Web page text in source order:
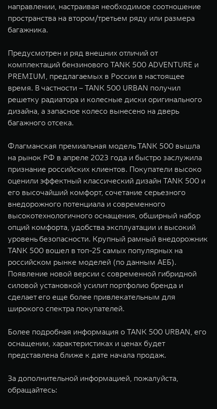
направлении, настраивая необходимое соотношение
пространства на втором/третьем ряду или размера
багажника.
Предусмотрен и ряд внешних отличий от
комплектаций бензинового TANK 500 ADVENTURE и
PREMIUM, предлагаемых в России в настоящее
время. В частности – TANK 500 URBAN получил
решетку радиатора и колесные диски оригинального
дизайна, а запасное колесо вынесено на дверь
багажного отсека.
Флагманская премиальная модель TANK 500 вышла
на рынок РФ в апреле 2023 года и быстро заслужила
признание российских клиентов. Покупатели высоко
оценили эффектный классический дизайн TANK 500 и
его высочайший комфорт, сочетание серьезного
внедорожного потенциала и современного
высокотехнологичного оснащения, обширный набор
опций комфорта, удобства эксплуатации и высокий
уровень безопасности. Крупный рамный внедорожник
TANK 500 вошел в топ-25 самых популярных на
российском рынке моделей (по данным АЕБ).
Появление новой версии с современной гибридной
силовой установкой усилит портфолио бренда и
сделает его еще более привлекательным для
широкого спектра покупателей.
Более подробная информация о TANK 500 URBAN, его
оснащении, характеристиках и ценах будет
представлена ближе к дате начала продаж.
За дополнительной информацией, пожалуйста,
обращайтесь: